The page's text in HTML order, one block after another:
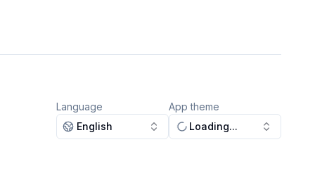
Language
English
App theme
Loading...